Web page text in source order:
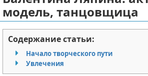
Информационные технологии
Автомобили
Знаменитости
Поиск
О проекте
Контакты
модель, танцовщица
Содержание статьи:
Начало творческого пути
Увлечения